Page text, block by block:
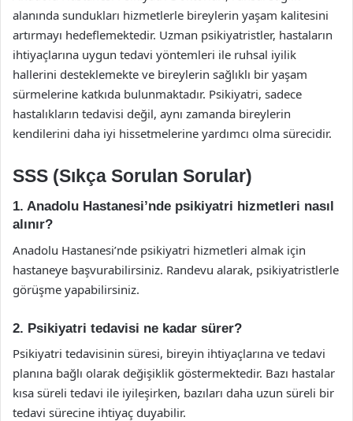
alanında sundukları hizmetlerle bireylerin yaşam kalitesini
artırmayı hedeflemektedir. Uzman psikiyatristler, hastaların
ihtiyaçlarına uygun tedavi yöntemleri ile ruhsal iyilik
hallerini desteklemekte ve bireylerin sağlıklı bir yaşam
sürmelerine katkıda bulunmaktadır. Psikiyatri, sadece
hastalıkların tedavisi değil, aynı zamanda bireylerin
kendilerini daha iyi hissetmelerine yardımcı olma sürecidir.
SSS (Sıkça Sorulan Sorular)
1. Anadolu Hastanesi’nde psikiyatri hizmetleri nasıl
alınır?
Anadolu Hastanesi’nde psikiyatri hizmetleri almak için
hastaneye başvurabilirsiniz. Randevu alarak, psikiyatristlerle
görüşme yapabilirsiniz.
2. Psikiyatri tedavisi ne kadar sürer?
Psikiyatri tedavisinin süresi, bireyin ihtiyaçlarına ve tedavi
planına bağlı olarak değişiklik göstermektedir. Bazı hastalar
kısa süreli tedavi ile iyileşirken, bazıları daha uzun süreli bir
tedavi sürecine ihtiyaç duyabilir.